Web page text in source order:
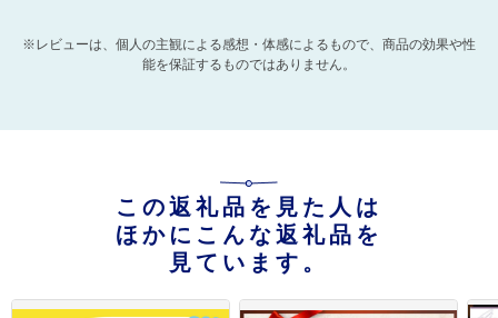
※レビューは、個人の主観による感想・体感によるもので、商品の効果や性
能を保証するものではありません。
この返礼品を見た人は
ほかにこんな返礼品を
見ています。